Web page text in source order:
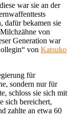
war sie an der
dafür bekamen sie
von
Generation war
von Katsuko
für
sondern nur für
schloss sie sich mit
sich bereichert,
zahlte an etwa 60